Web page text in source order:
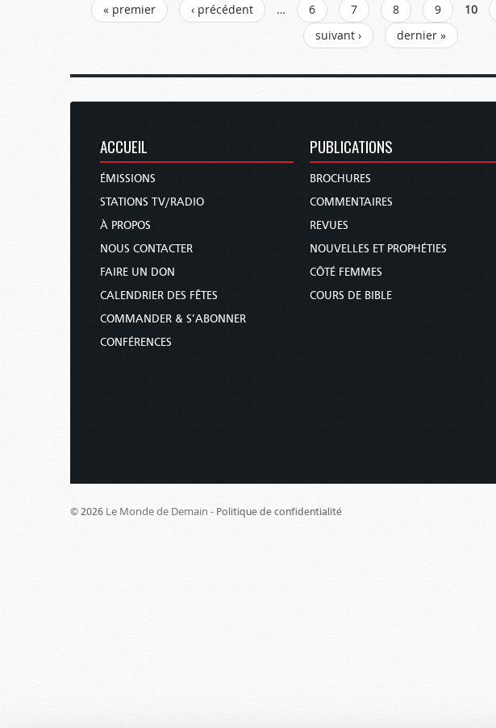
PAGES« premier ‹ précédent … 6 7 8 9 10
suivant ›
dernier »
ACCUEIL
ÉMISSIONS
STATIONS TV/RADIO
À PROPOS
NOUS CONTACTER
FAIRE UN DON
CALENDRIER DES FÊTES
COMMANDER & S’ABONNER
CONFÉRENCES
PUBLICATIONS
BROCHURES
COMMENTAIRES
REVUES
NOUVELLES ET PROPHÉTIES
CÔTÉ FEMMES
COURS DE BIBLE
© 2026 Le Monde de Demain - Politique de confidentialité